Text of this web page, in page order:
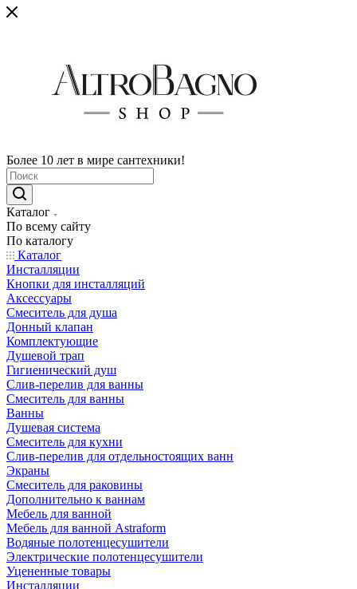
Более 10 лет в мире сантехники!
Каталог
По всему сайту
По каталогу
Каталог
Инсталляции
Кнопки для инсталляций
Аксессуары
Смеситель для душа
Донный клапан
Комплектующие
Душевой трап
Гигиенический душ
Слив-перелив для ванны
Смеситель для ванны
Ванны
Душевая система
Смеситель для кухни
Слив-перелив для отдельностоящих ванн
Экраны
Смеситель для раковины
Дополнительно к ваннам
Мебель для ванной
Мебель для ванной Astraform
Водяные полотенцесушители
Электрические полотенцесушители
Уцененные товары
Инсталляции